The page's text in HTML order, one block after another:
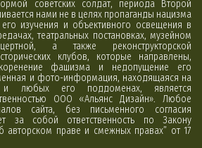
советских солдат, периода Второй
нами не в целях пропаганды нацизма
изучения и объективного освещения в
театральных постановках, музейном
а также реконструкторской
клубов, которые направлены,
фашизма и недопущение его
и фото-информация, находящаяся на
и любых его поддоменах, является
ООО «Альянс Дизайн». Любое
сайта, без письменного согласия
за собой ответственность по Закону
авторском праве и смежных правах” от 17